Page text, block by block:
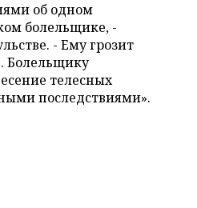
об одном
болельщике, -
- Ему грозит
Болельщику
телесных
последствиями».